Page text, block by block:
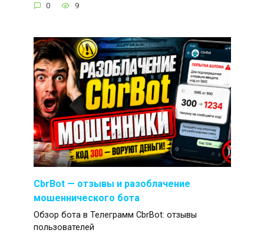
0 9
CbrBot — отзывы и разоблачение
мошеннического бота
Обзор бота в Телеграмм CbrBot: отзывы
пользователей